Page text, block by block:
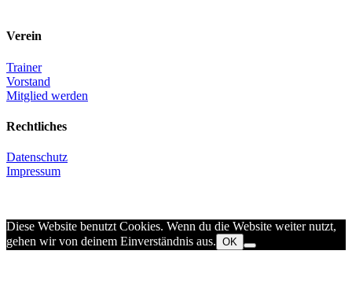
Verein
Trainer
Vorstand
Mitglied werden
Rechtliches
Datenschutz
Impressum
Diese Website benutzt Cookies. Wenn du die Website weiter nutzt,
gehen wir von deinem Einverständnis aus. OK